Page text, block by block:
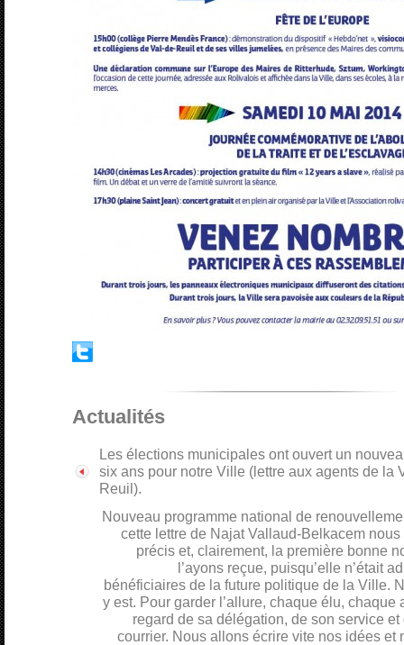
Actualités
Les élections municipales ont ouvert un
six ans pour notre Ville (lettre aux agents de la
Reuil).
Nouveau programme national de
cette lettre de Najat Vallaud-Belkacem
précis et, clairement, la première bonne
l’ayons reçue, puisqu’elle n’était
bénéficiaires de la future politique de la Ville.
y est. Pour garder l’allure, chaque élu, chaque
regard de sa délégation, de son service
courrier. Nous allons écrire vite nos idées et